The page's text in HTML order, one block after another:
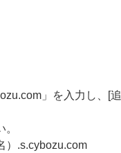
」を入力し、[追
）.s.cybozu.com